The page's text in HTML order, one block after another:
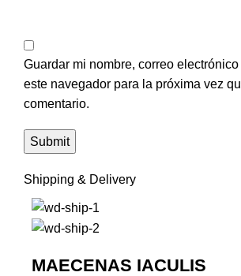
Guardar mi nombre, correo
este navegador para la próxima vez
comentario.
Shipping & Delivery
MAECENAS IACULIS